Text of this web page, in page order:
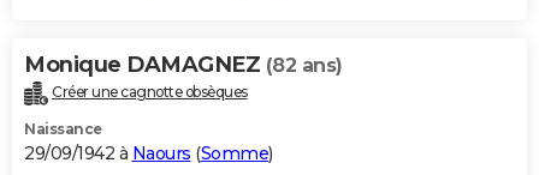
Carte de Noël
Carte Bonne année
Carte Saint-Valentin
Carte Pâques
Carte d'anniversaire
DICTIONNAIRE
Dictionnaire
Biographies
Citations
Expressions
Proverbes
PROGRAMME TV
Monique DAMAGNEZ (82 ans)
Créer une cagnotte obsèques
Naissance
29/09/1942 à Naours (Somme)